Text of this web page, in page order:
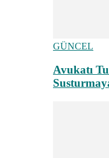
GÜNCEL
Avukatı